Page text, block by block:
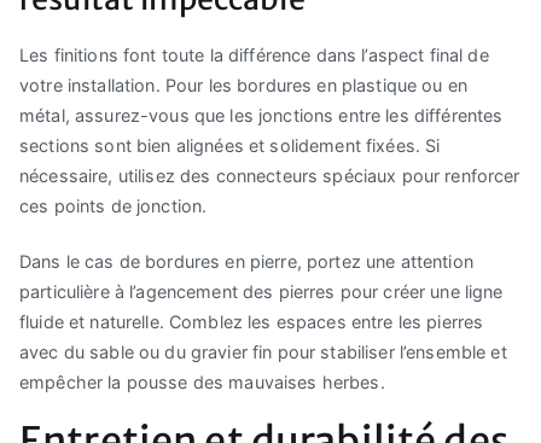
Les finitions font toute la différence dans l’aspect final de
votre installation. Pour les bordures en plastique ou en
métal, assurez-vous que les jonctions entre les différentes
sections sont bien alignées et solidement fixées. Si
nécessaire, utilisez des connecteurs spéciaux pour renforcer
ces points de jonction.
Dans le cas de bordures en pierre, portez une attention
particulière à l’agencement des pierres pour créer une ligne
fluide et naturelle. Comblez les espaces entre les pierres
avec du sable ou du gravier fin pour stabiliser l’ensemble et
empêcher la pousse des mauvaises herbes.